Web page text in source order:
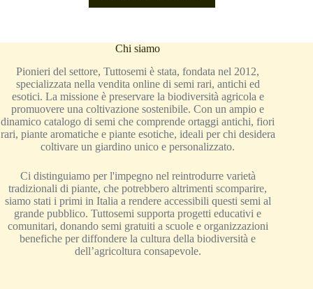
Chi siamo
Pionieri del settore, Tuttosemi è stata, fondata nel 2012,
specializzata nella vendita online di semi rari, antichi ed
esotici. La missione è preservare la biodiversità agricola e
promuovere una coltivazione sostenibile. Con un ampio e
dinamico catalogo di semi che comprende ortaggi antichi, fiori
rari, piante aromatiche e piante esotiche, ideali per chi desidera
coltivare un giardino unico e personalizzato.
Ci distinguiamo per l'impegno nel reintrodurre varietà
tradizionali di piante, che potrebbero altrimenti scomparire,
siamo stati i primi in Italia a rendere accessibili questi semi al
grande pubblico. Tuttosemi supporta progetti educativi e
comunitari, donando semi gratuiti a scuole e organizzazioni
benefiche per diffondere la cultura della biodiversità e
dell’agricoltura consapevole.